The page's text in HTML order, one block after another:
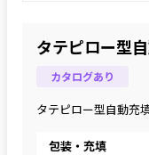
タテピロー型
カタログあり
タテピロー型自動充
包装・充填